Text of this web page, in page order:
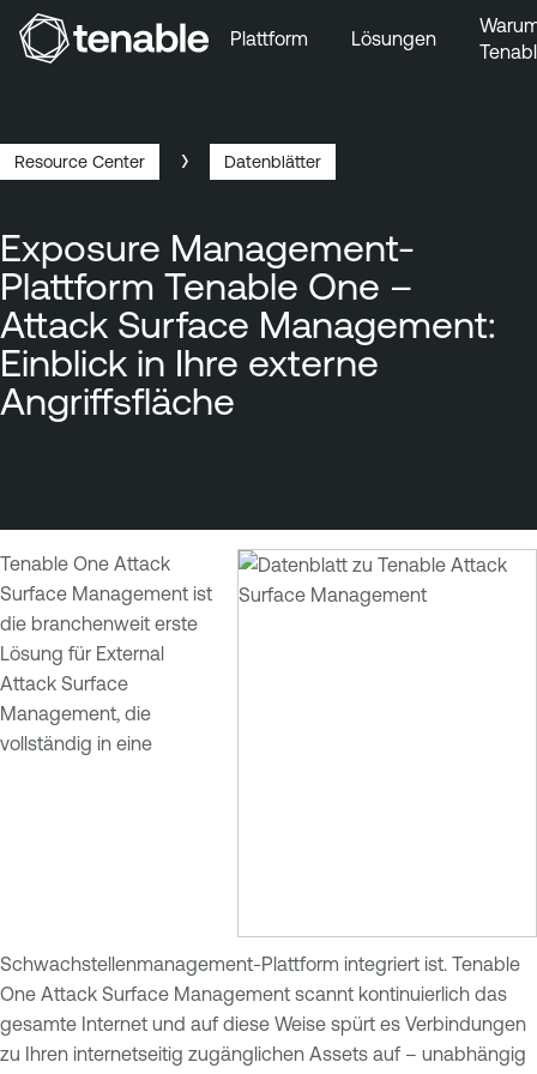
Zur Fußzeile wechseln
Plattform Lösungen
Breadcrumb
Resource Center Datenblätter
Exposure Management-
Plattform Tenable One –
Attack Surface Management:
Einblick in Ihre externe
Angriffsfläche
Tenable One Attack
Surface Management ist
die branchenweit erste
Lösung für External
Attack Surface
Management, die
vollständig in eine
Schwachstellenmanagement-Plattform integriert ist. Tenable
One Attack Surface Management scannt kontinuierlich das
gesamte Internet und auf diese Weise spürt es Verbindungen
zu Ihren internetseitig zugänglichen Assets auf – unabhängig